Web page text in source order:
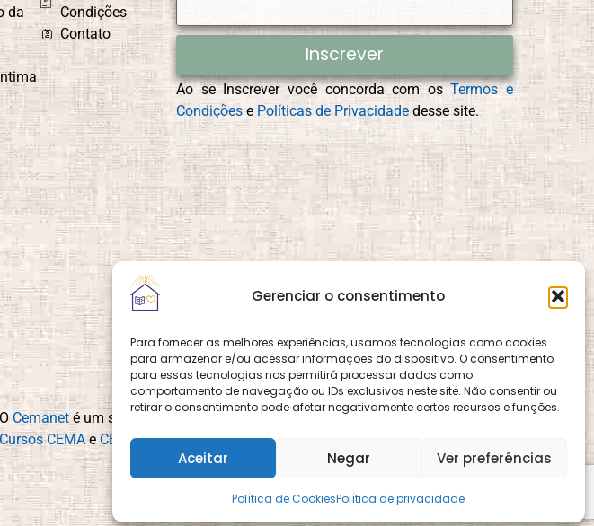
Gerenciar o consentimento
Para fornecer as melhores experiências, usamos tecnologias como cookies
para armazenar e/ou acessar informações do dispositivo. O consentimento
para essas tecnologias nos permitirá processar dados como
comportamento de navegação ou IDs exclusivos neste site. Não consentir ou
retirar o consentimento pode afetar negativamente certos recursos e funções.
Aceitar Negar Ver preferências
Política de CookiesPolítica de privacidade
da
Condições
Contato
Inscrever
Ao se Inscrever você concorda com osTermos e
Condiçõese Políticas de Privacidade desse site.
O Cemanet é um site que pertence e é gerido pelo CEMA, assim como o site
Cursos CEMAeCEMA Livraria